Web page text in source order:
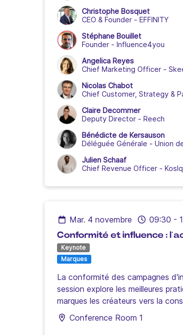
Christophe Bosquet
CEO & Founder - EFFINITY
Stéphane Bouillet
Founder - Influence4you
Angelica Reyes
Chief Marketing Officer -
Nicolas Chabot
Chief Customer, Strategy &
Claire Decommer
Deputy Director - Reech
Bénédicte de Kersauson
Déléguée Générale - Union
Julien Schaaf
Chief Revenue Officer -
mar. 4 novembre 09:30 -
Conformité et influence :
Keynote
Marques
La conformité des campagnes
session explore les meilleures
marques les créateurs vers la
Conference Room 1